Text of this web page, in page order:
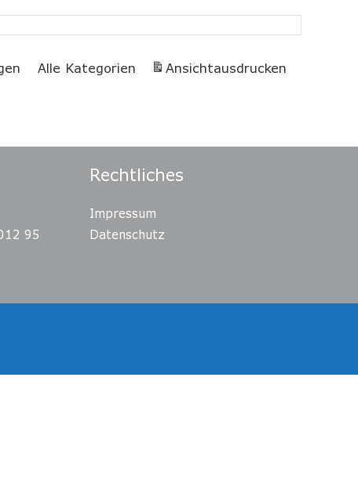
Alle Kategorien Ansichtausdrucken
95
Rechtliches
Impressum
Datenschutz